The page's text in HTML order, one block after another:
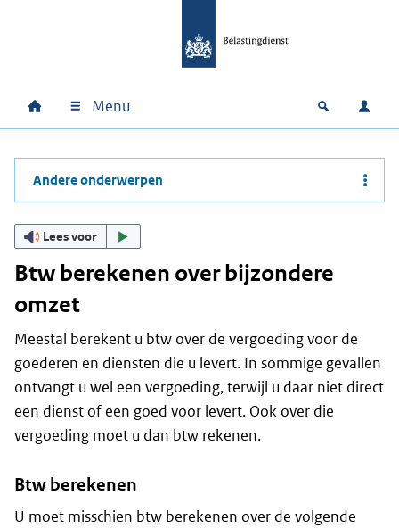
Hoofdnavigatie
Home Menu Open
Andere onderwerpen
Lees voor
Btw berekenen over bijzondere
omzet
Meestal berekent u btw over de vergoeding voor de
goederen en diensten die u levert. In sommige gevallen
ontvangt u wel een vergoeding, terwijl u daar niet direct
een dienst of een goed voor levert. Ook over die
vergoeding moet u dan btw rekenen.
Btw berekenen
U moet misschien btw berekenen over de volgende